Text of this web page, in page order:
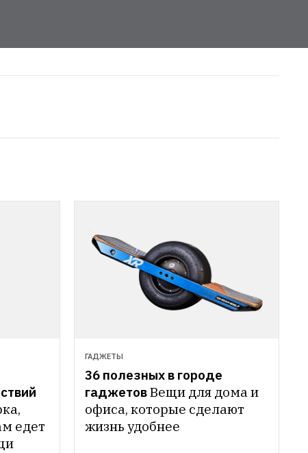
едет
ГАДЖЕТЫ
36 полезных в городе
гаджетовВещи для дома и
офиса, которые сделают
жизнь удобнее